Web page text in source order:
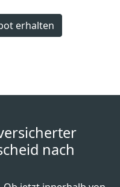
erhalten
nach